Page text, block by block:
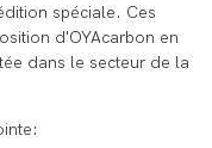
spéciale. Ces
d'OYAcarbon en
dans le secteur de la